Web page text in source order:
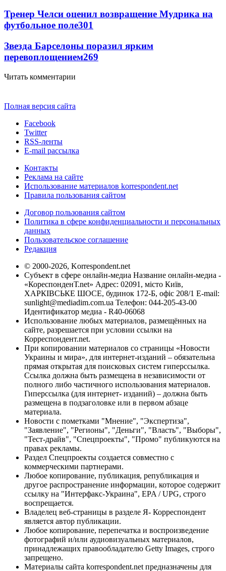
Тренер Челси оценил возвращение Мудрика на
футбольное поле301
Звезда Барселоны поразил ярким
перевоплощением269
Читать комментарии
Полная версия сайта
Facebook
Twitter
RSS-ленты
E-mail рассылка
Контакты
Реклама на сайте
Использование материалов korrespondent.net
Правила пользования сайтом
Договор пользования сайтом
Политика в сфере конфиденциальности и персональных
данных
Пользовательское соглашение
Редакция
© 2000-2026, Korrespondent.net
Субъект в сфере онлайн-медиа Название онлайн-медиа -
«КореспонденТ.net» Адрес: 02091, місто Київ,
ХАРКІВСЬКЕ ШОСЕ, будинок 172-Б, офіс 208/1 E-mail:
sunlight@mediadim.com.ua Телефон: 044-205-43-00
Идентификатор медиа - R40-06068
Использование любых материалов, размещённых на
сайте, разрешается при условии ссылки на
Корреспондент.net.
При копировании материалов со страницы «Новости
Украины и мира», для интернет-изданий – обязательна
прямая открытая для поисковых систем гиперссылка.
Ссылка должна быть размещена в независимости от
полного либо частичного использования материалов.
Гиперссылка (для интернет- изданий) – должна быть
размещена в подзаголовке или в первом абзаце
материала.
Новости с пометками "Мнение", "Экспертиза",
"Заявление", "Регионы", "Деньги", "Власть", "Выборы",
"Тест-драйв", "Спецпроекты", "Промо" публикуются на
правах рекламы.
Раздел Спецпроекты создается совместно с
коммерческими партнерами.
Любое копирование, публикация, републикация и
другое распространение информации, которое содержит
ссылку на "Интерфакс-Украина", EPA / UPG, строго
воспрещается.
Владелец веб-страницы в разделе Я- Корреспондент
является автор публикации.
Любое копирование, перепечатка и воспроизведение
фотографий и/или аудиовизуальных материалов,
принадлежащих правообладателю Getty Images, строго
запрещено.
Материалы сайта korrespondent.net предназначены для